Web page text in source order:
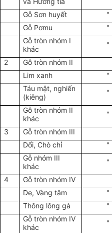
Gỗ Sơn huyết "
Gỗ Pơmu
"
Gỗ tròn nhóm I
khác
"
2
Gỗ tròn nhóm II
Lim xanh
"
Táu mật, nghiến
(kiêng)
"
Gỗ tròn nhóm II
khác
"
3
Gỗ tròn nhóm III
Dổi, Chò chỉ
"
Gỗ nhóm III
khác
"
4
Gỗ tròn nhóm IV
De, Vàng tâm
"
Thông lông gà
"
Gỗ tròn nhóm IV
khác
"